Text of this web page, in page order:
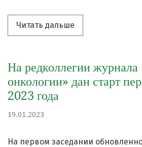
Читать дальше
На редколлегии
онкологии» дан старт
2023 года
19.01.2023
На первом заседании